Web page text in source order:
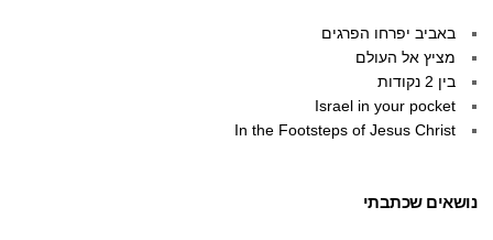
באביב יפרחו הפרגים
מציץ אל העולם
בין 2 נקודות
Israel in your pocket
In the Footsteps of Jesus Christ
נושאים שכתבתי